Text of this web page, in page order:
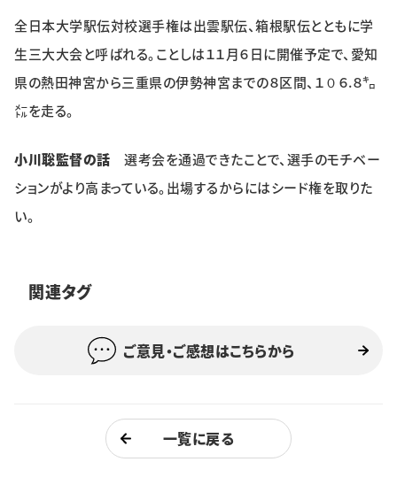
全日本大学駅伝対校選手権は出雲駅伝、箱根駅伝とともに学
生三大大会と呼ばれる。ことしは１１月６日に開催予定で、愛知
県の熱田神宮から三重県の伊勢神宮までの８区間、１０６.８㌔
㍍を走る。
小川聡監督の話 選考会を通過できたことで、選手のモチベー
ションがより高まっている。出場するからにはシード権を取りた
い。
関連タグ
ご意見・ご感想はこちらから
一覧に戻る